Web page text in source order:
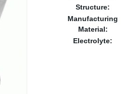
Structure:
Manufacturing
Material:
Electrolyte: